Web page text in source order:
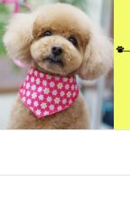
Skip
to
content